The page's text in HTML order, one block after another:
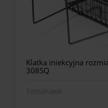
Klatka iniekcyjna
308SQ